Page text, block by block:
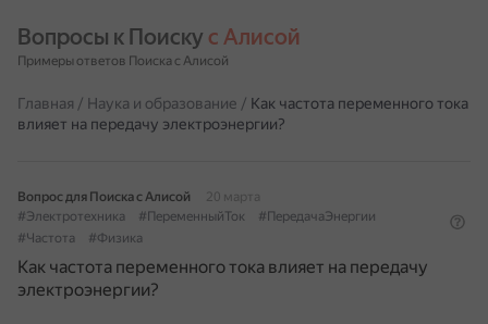
Вопросы к Поиску с Алисой
Примеры ответов Поиска с Алисой
Главная / Наука и образование / Как частота переменного тока
влияет на передачу электроэнергии?
Вопрос для Поиска с Алисой
20 марта
#Электротехника
#ПеременныйТок
#ПередачаЭнергии
#Частота
#Физика
Как частота переменного тока влияет на передачу
электроэнергии?